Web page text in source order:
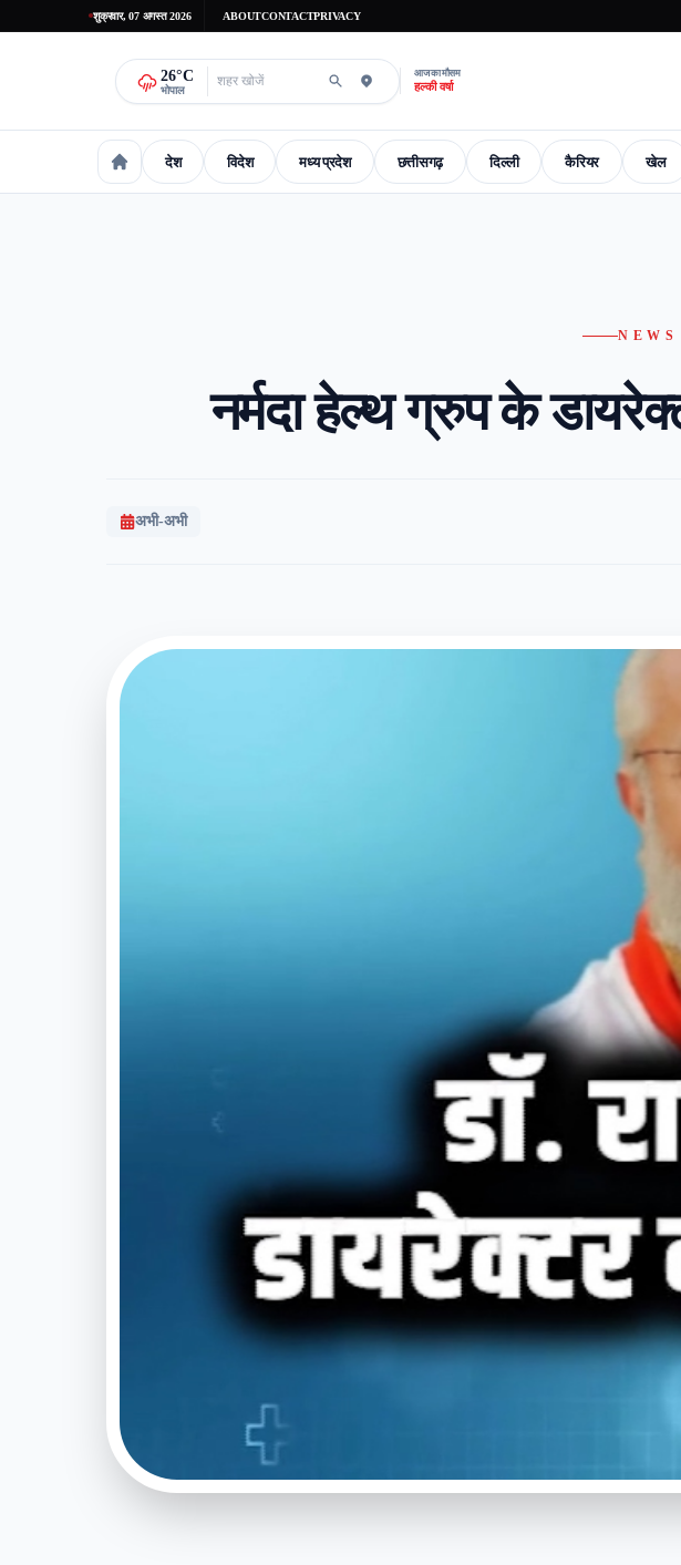
शुक्रवार, 07 अगस्त 2026 ABOUTCONTACTPRIVACY
26°C
भोपाल
आज का मौसम
हल्की वर्षा
देश विदेश मध्य प्रदेश छत्तीसगढ़ दिल्ली कैरियर खेल
nationalInternational madhaya-pradesh ChhattisgarhDelhi-News Career Sports
नर्मदा हेल्थ ग्रुप के
अभी-अभी